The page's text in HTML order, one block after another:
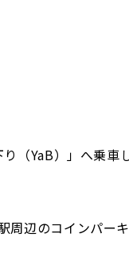
（YaB）」へ乗車
辺のコインパー